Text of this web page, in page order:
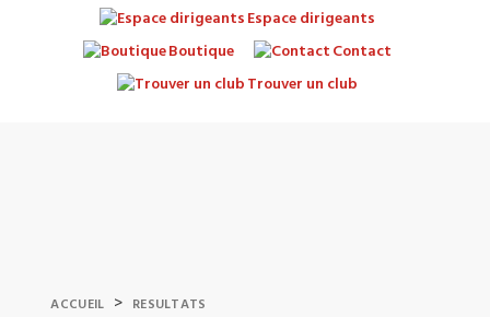
Espace dirigeants
Boutique
Contact
Trouver un club
ACCUEIL > RESULTATS